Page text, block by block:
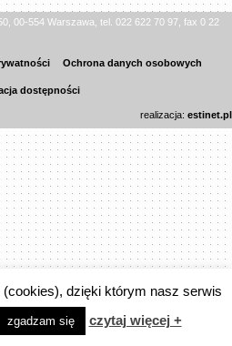
00-554 Warszawa, tel. 022 622 70 97, fax 0 22
Ochrona danych osobowych
dostępności
realizacja: estinet.pl
dzięki którym nasz serwis
zgadzam się czytaj więcej +